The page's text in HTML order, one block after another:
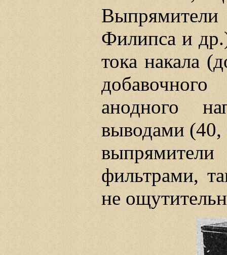
Филипса и
тока накала
анодного
выводами (40,
фильтрами,
не